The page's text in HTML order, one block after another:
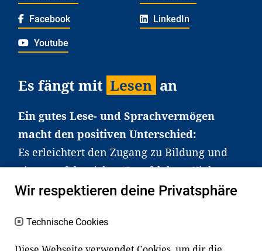
Facebook LinkedIn
Youtube
Es fängt mit Lesen an
Ein gutes Lese- und Sprachvermögen
macht den positiven Unterschied:
Es erleichtert den Zugang zu Bildung und
einem erfolgreichen Berufsleben. Viele
Kinder und Jugendliche in Deutschland
Unser Angebot richtet sich deshalb gezielt
an Familien sowie an Erzieher*innen,
Wir respektieren deine Privatsphäre
Technische Cookies